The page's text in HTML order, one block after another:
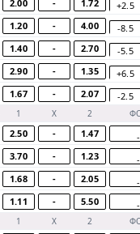
2.00 - 1.72 +2.5
1.20 - 4.00 -8.5
1.40 - 2.70 -5.5
2.90 - 1.35 +6.5
1.67 - 2.07 -2.5
1 Х 2
2.50 - 1.47 -
3.70 - 1.23 -
1.68 - 2.05 -
1.11 - 5.50 -
1 Х 2